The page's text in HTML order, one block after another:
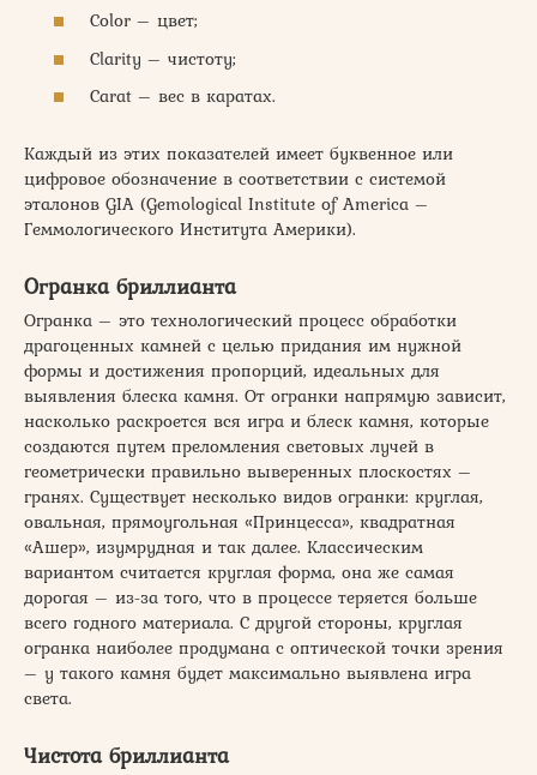
Color – цвет;
Clarity – чистоту;
Carat – вес в каратах.
Каждый из этих показателей имеет буквенное или
цифровое обозначение в соответствии с системой
эталонов GIA (Gemological Institute of America –
Геммологического Института Америки).
Огранка бриллианта
Огранка – это технологический процесс обработки
драгоценных камней с целью придания им нужной
формы и достижения пропорций, идеальных для
выявления блеска камня. От огранки напрямую зависит,
насколько раскроется вся игра и блеск камня, которые
создаются путем преломления световых лучей в
геометрически правильно выверенных плоскостях –
гранях. Существует несколько видов огранки: круглая,
овальная, прямоугольная «Принцесса», квадратная
«Ашер», изумрудная и так далее. Классическим
вариантом считается круглая форма, она же самая
дорогая – из-за того, что в процессе теряется больше
всего годного материала. С другой стороны, круглая
огранка наиболее продумана с оптической точки зрения
– у такого камня будет максимально выявлена игра
света.
Чистота бриллианта